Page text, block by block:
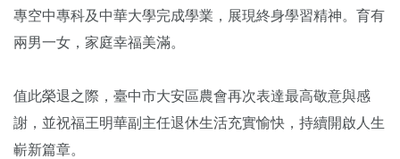
專空中專科及中華大學完成學業，展現終身學習精神。育有
兩男一女，家庭幸福美滿。
值此榮退之際，臺中市大安區農會再次表達最高敬意與感
謝，並祝福王明華副主任退休生活充實愉快，持續開啟人生
嶄新篇章。